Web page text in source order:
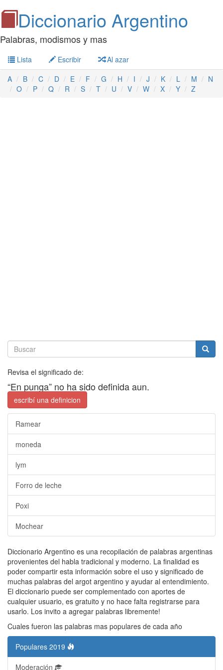
Diccionario Argentino
Palabras, modismos y mas
Lista Escribir
Al azar
A
B C D E F G H I J K L M
N
O
P Q R S T U V W X Y Z
Revisa el significado de:
“En punga” no ha sido definida aun.
escribí una definicion
Ramear
moneda
lym
Forro de leche
Poxi
Mochear
Diccionario Argentino es una recopilación de palabras argentinas
provenientes del habla tradicional y moderno. La finalidad es
poder compartir esta información sobre el uso y significado de
muchas palabras del argot argentino y ayudar al entendimiento.
El diccionario puede ser complementado con aportes de
cualquier usuario, es gratuito y no hace falta registrarse para
usarlo. Los invito a agregar palabras libremente!
Cuales fueron las palabras mas populares de cada año
Populares 2019
Moderación